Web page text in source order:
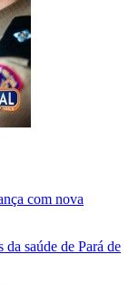
com nova
saúde de Pará de